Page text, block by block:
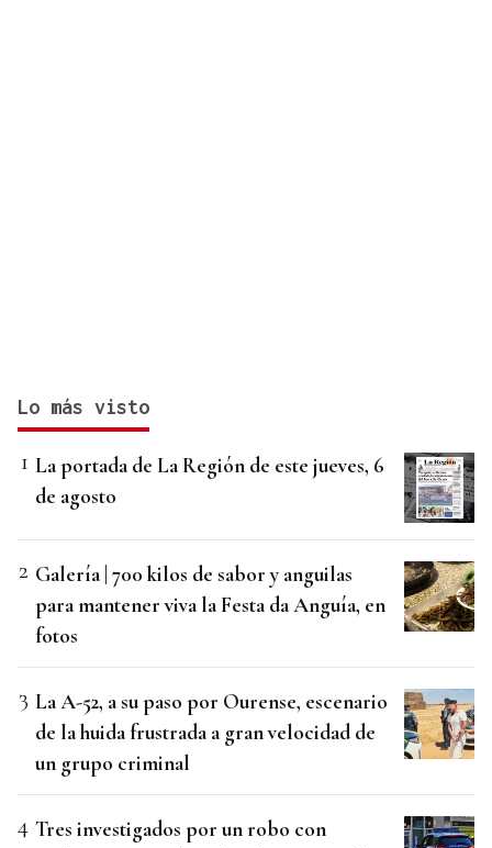
Lo más visto
La portada de La Región de este jueves, 6
de agosto
Galería | 700 kilos de sabor y anguilas
para mantener viva la Festa da Anguía, en
fotos
La A-52, a su paso por Ourense, escenario
de la huida frustrada a gran velocidad de
un grupo criminal
Tres investigados por un robo con